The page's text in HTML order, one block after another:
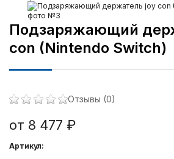
Подзаряжающий
con (Nintendo Switch)
Отзывы (0)
от 8 477 ₽
Артикул: